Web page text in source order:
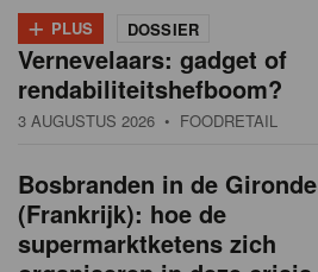
+ PLUS DOSSIER
Vernevelaars: gadget of
rendabiliteitshefboom?
3 AUGUSTUS 2026 • FOODRETAIL
Bosbranden in de Gironde
(Frankrijk): hoe de
supermarktketens zich